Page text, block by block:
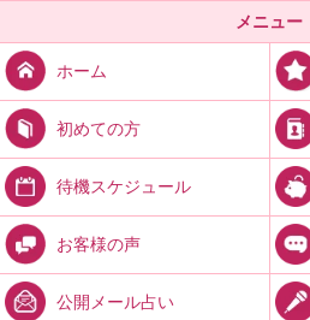
メニュー
ホーム
初めての方
待機スケジュール
お客様の声
公開メール占い